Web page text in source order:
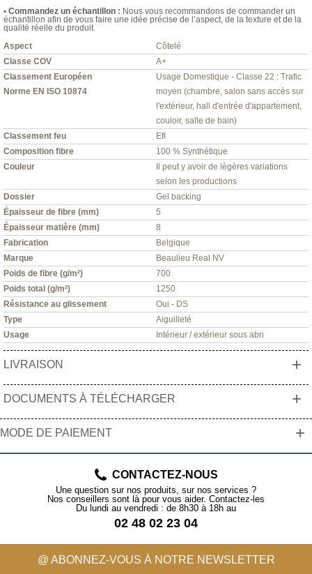
• Commandez un échantillon : Nous vous recommandons de commander un
échantillon afin de vous faire une idée précise de l’aspect, de la texture et de la
qualité réelle du produit.
Aspect
Côtelé
Classe COV
A+
Classement Européen
Norme EN ISO 10874
Usage Domestique - Classe 22 : Trafic
moyen (chambre, salon sans accès sur
l'extérieur, hall d'entrée d'appartement,
couloir, salle de bain)
Classement feu
Efl
Composition fibre
100 % Synthétique
Couleur
Il peut y avoir de lègères variations
selon les productions
Dossier
Gel backing
Épaisseur de fibre (mm)
5
Épaisseur matière (mm)
8
Fabrication
Belgique
Marque
Beaulieu Real NV
Poids de fibre (g/m²)
700
Poids total (g/m²)
1250
Résistance au glissement
Oui - DS
Type
Aiguilleté
Usage
Intérieur / extérieur sous abri
LIVRAISON +
DOCUMENTS À TÉLÉCHARGER +
MODE DE PAIEMENT +
CONTACTEZ-NOUS
Une question sur nos produits, sur nos services ?
Nos conseillers sont là pour vous aider. Contactez-les
Du lundi au vendredi : de 8h30 à 18h au
02 48 02 23 04
@ ABONNEZ-VOUS À NOTRE NEWSLETTER